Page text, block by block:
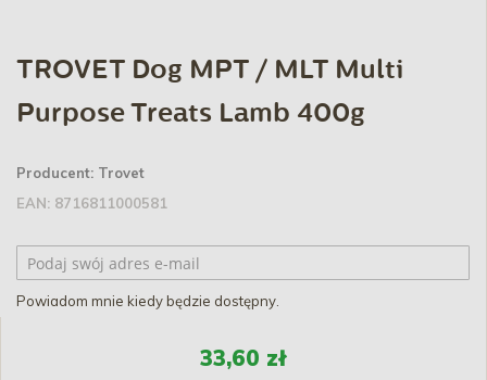
TROVET Dog MPT / MLT Multi
Purpose Treats Lamb 400g
Producent: Trovet
EAN: 8716811000581
Powiadom mnie kiedy będzie dostępny.
33,60 zł